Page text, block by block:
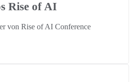
Rise of AI
von Rise of AI Conference